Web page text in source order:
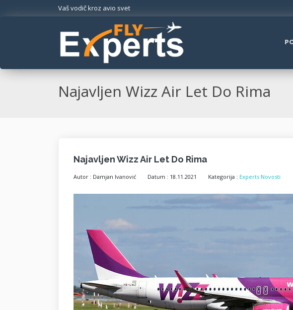
Vaš vodič kroz avio svet
Najavljen Wizz Air Let Do Rima
Najavljen Wizz Air Let Do Rima
Autor : Damjan Ivanović Datum : 18.11.2021 Kategorija : Experts Novosti